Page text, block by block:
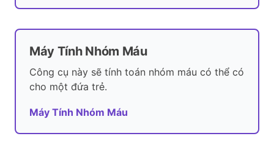
Máy Tính Nhóm Máu
Công cụ này sẽ tính toán nhóm máu có thể có
cho một đứa trẻ.
Máy Tính Nhóm Máu